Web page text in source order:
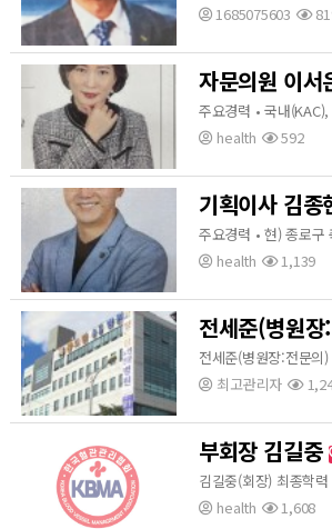
1685075603
자문의원 이
health
592
기획이사 김
health
1,139
전세준(병원
전세준(병원장:전문의
최고관리자
부회장 김길중
health
1,608